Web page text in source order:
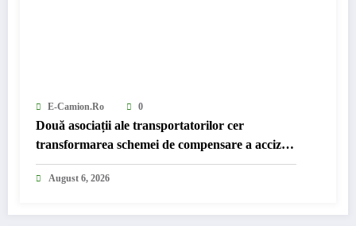
E-Camion.ro 0
Două asociații ale transportatorilor cer
transformarea schemei de compensare a accizei
în mecanism permanent
August 6, 2026